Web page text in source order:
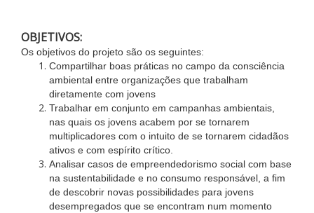
OBJETIVOS:
Os objetivos do projeto são os seguintes:
Compartilhar boas práticas no campo da consciência
ambiental entre organizações que trabalham
diretamente com jovens
Trabalhar em conjunto em campanhas ambientais,
nas quais os jovens acabem por se tornarem
multiplicadores com o intuito de se tornarem cidadãos
ativos e com espírito crítico.
Analisar casos de empreendedorismo social com base
na sustentabilidade e no consumo responsável, a fim
de descobrir novas possibilidades para jovens
desempregados que se encontram num momento